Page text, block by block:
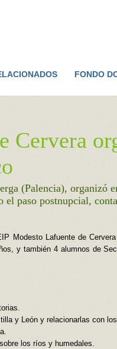
FONDO
Cervera
(Palencia), organizó
paso postnupcial,
Modesto Lafuente de
y también 4 alumnos de
y León y relacionarlas con
los ríos y humedales.